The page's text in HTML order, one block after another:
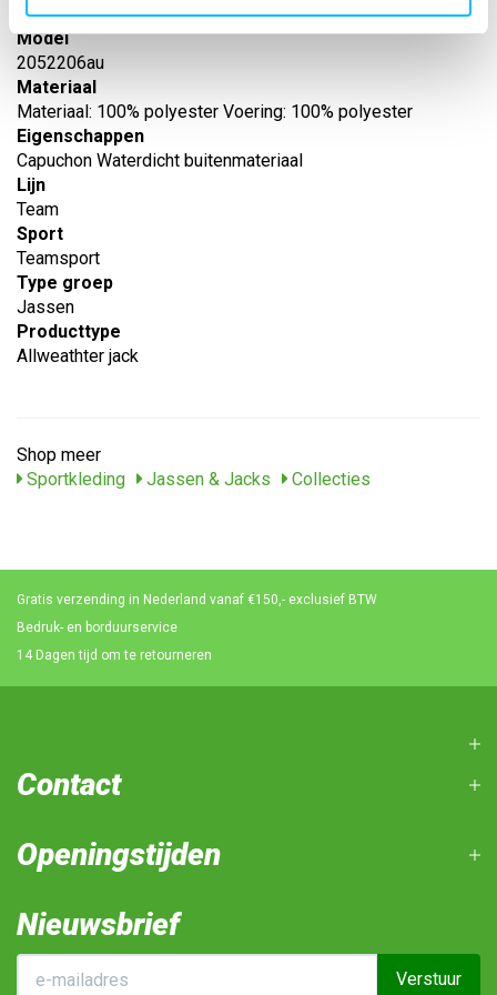
Erima
Model
2052206au
Materiaal
Materiaal: 100% polyester Voering: 100% polyester
Eigenschappen
Capuchon Waterdicht buitenmateriaal
Lijn
Team
Sport
Teamsport
Type groep
Jassen
Producttype
Allweathter jack
Shop meer
Sportkleding
Jassen & Jacks Collecties
Gratis verzending in Nederland vanaf €150,- exclusief BTW
Bedruk- en borduurservice
14 Dagen tijd om te retourneren
Contact
Openingstijden
Nieuwsbrief
Verstuur